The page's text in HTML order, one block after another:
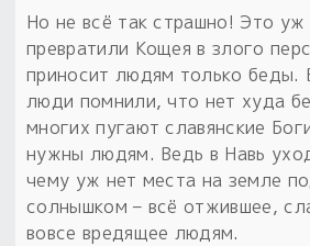
Но не всё так страшно! Это уж
превратили Кощея в злого
приносит людям только беды.
люди помнили, что нет худа
многих пугают славянские
нужны людям. Ведь в Навь
чему уж нет места на земле
солнышком – всё отжившее,
вовсе вредящее людям.